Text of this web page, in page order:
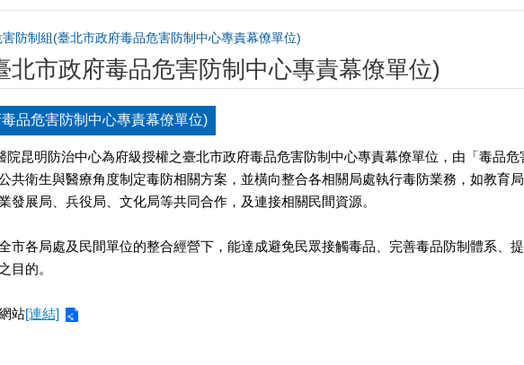
防制組(臺北市政府毒品危害防制中心專責幕僚單位)
北市政府毒品危害防制中心專責幕僚單位)
品危害防制中心專責幕僚單位)
院昆明防治中心為府級授權之臺北市政府毒品危害防制中心專責幕僚單位，由「毒品
共衛生與醫療角度制定毒防相關方案，並橫向整合各相關局處執行毒防業務，如教育
發展局、兵役局、文化局等共同合作，及連接相關民間資源。
市各局處及民間單位的整合經營下，能達成避免民眾接觸毒品、完善毒品防制體系、
目的。
站[連結]